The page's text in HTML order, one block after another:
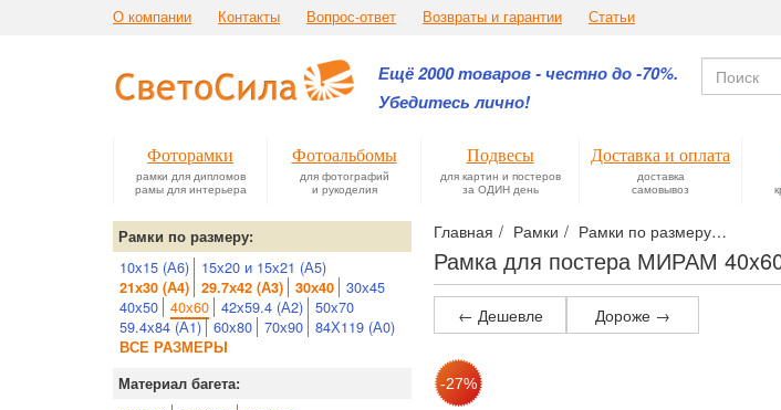
О компании Контакты Вопрос-ответ Возвраты и гарантии Статьи
Ещё 2000 товаров - честно до -70%.
Убедитесь лично!
Фоторамки
рамки для дипломов
рамы для интерьера
Фотоальбомы
для фотографий
и рукоделия
Подвесы
для картин и постеров
за ОДИН день
Доставка и оплата
доставка
самовывоз
Главная Рамки Рамки по размеру
Рамка для постера МИРАМ
Рамки по размеру:
10х15 (А6) 15х20 и 15х21 (А5)
21х30 (А4) 29.7х42 (А3) 30х40
30х45
40х50 40х60 42х59.4 (А2) 50х70
59.4х84 (А1) 60х80 70х90 84Х119 (А0)
ВСЕ РАЗМЕРЫ
Материал багета:
← Дешевле Дороже →